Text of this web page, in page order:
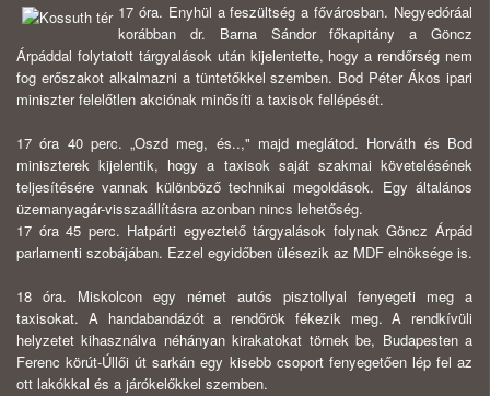
17 óra. Enyhül a feszültség a fővárosban. Negyedóráal
korábban dr. Bar­na Sándor főkapitány a Göncz
Árpáddal folytatott tárgyalások után kijelentette, hogy a rendőrség nem
fog erőszakot alkalmazni a tüntetőkkel szemben. Bod Pé­ter Ákos ipari
miniszter felelőtlen akciónak minősíti a taxisok fellépését.
17 óra 40 perc. „Oszd meg, és..," majd meglátod. Horváth és Bod
minisz­terek kijelentik, hogy a taxisok saját szakmai követelésének
teljesítésére vannak különböző technikai megoldások. Egy általános
üzemanyagár-visszaállításra azonban nincs lehetőség.
17 óra 45 perc. Hatpárti egyeztető tárgyalások folynak Göncz Árpád
par­lamenti szobájában. Ezzel egyidőben ülésezik az MDF elnöksége is.
18 óra. Miskolcon egy német autós pisztollyal fenyegeti meg a
taxisokat. A handabandázót a rendőrök fékezik meg. A rendkívüli
helyzetet kihasználva néhányan kirakatokat törnek be, Budapesten a
Ferenc körút-Úllői út sarkán egy kisebb csoport fenyegetően lép fel az
ott lakókkal és a járókelőkkel szemben.